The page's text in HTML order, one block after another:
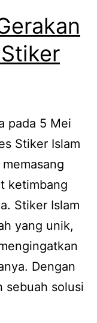
pada 5 Mei
Stiker Islam
ketimbang
Stiker Islam
yang unik,
Dengan
sebuah solusi